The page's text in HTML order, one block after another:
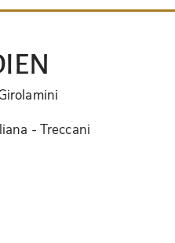
- Treccani